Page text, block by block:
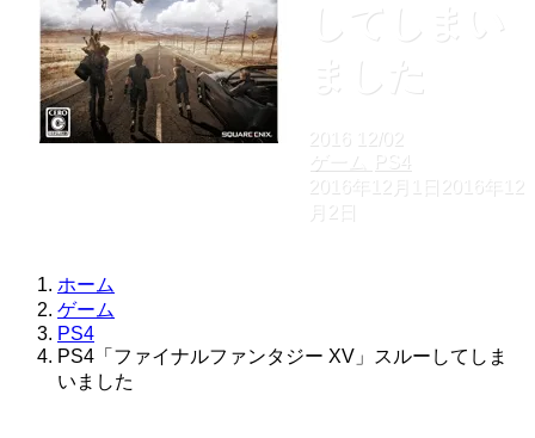
してしまい
ました
2016
12/02
ゲーム
PS4
2016年12月1日
2016年12
月2日
ホーム
ゲーム
PS4
PS4「ファイナルファンタジー XV」スルーしてしま
いました